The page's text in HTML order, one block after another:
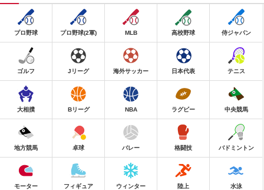
プロ野球 プロ野球(2軍) MLB 高校野球 侍ジャパン
ゴルフ Jリーグ 海外サッカー 日本代表 テニス
大相撲 Bリーグ NBA ラグビー 中央競馬
地方競馬 卓球 バレー 格闘技 バドミントン
モーター フィギュア ウィンター 陸上 水泳